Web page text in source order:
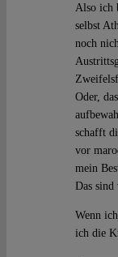
Also ich
selbst
noch
Oder,
schafft
vor
mein
Das
Wenn
ich die